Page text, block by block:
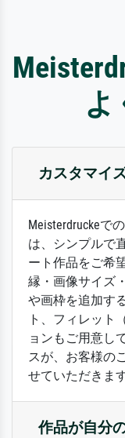
よ
カスタマイ
Meisterdruckeで
は、シンプルで
ート作品をご希
縁・画像サイズ
や画枠を追加す
ト、フィレット
ョンもご用意し
スが、お客様の
せていただきます
作品が自分